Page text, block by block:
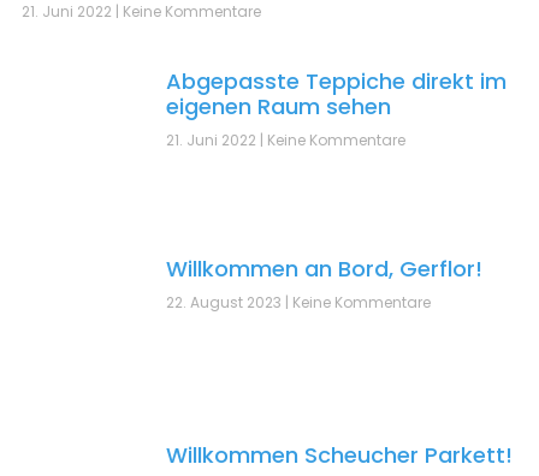
21. Juni 2022 Keine Kommentare
Abgepasste Teppiche direkt im
eigenen Raum sehen
21. Juni 2022 Keine Kommentare
Willkommen an Bord, Gerflor!
22. August 2023 Keine Kommentare
Willkommen Scheucher Parkett!